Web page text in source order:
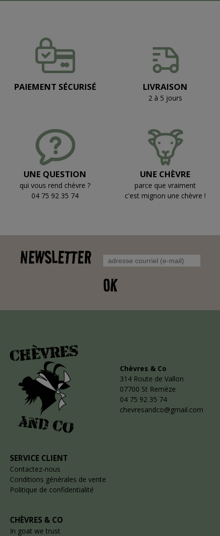
PAIEMENT SÉCURISÉ LIVRAISON
2 à 5 jours
UNE QUESTION
qui vous rend chèvre ?
04 75 92 35 74
UNE CHÈVRE
parce que vraiment
c'est mignon une chèvre !
NEWSLETTER
OK
Chèvres & Co
314 Route de Vallon
07700 St Remèze
04 75 92 35 74
chevresandco@gmail.com
SERVICE CLIENT
Contactez-nous
Conditions générales de vente
Politique de confidentialité
CHÈVRES & CO
In goat we trust